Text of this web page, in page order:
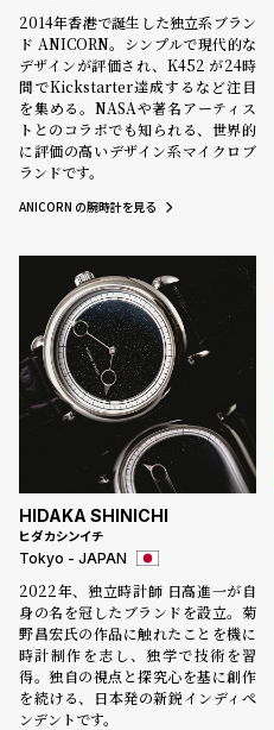
2014年香港で誕生した独立系ブラン
ド ANICORN。シンプルで現代的な
デザインが評価され、K452 が24時
間でKickstarter達成するなど注目
を集める。NASAや著名アーティス
トとのコラボでも知られる、世界的
に評価の高いデザイン系マイクロブ
ランドです。
ANICORN の腕時計を見る
HIDAKA SHINICHI
ヒダカシンイチ
Tokyo - JAPAN
2022年、独立時計師 日高進一が自
身の名を冠したブランドを設立。菊
野昌宏氏の作品に触れたことを機に
時計制作を志し、独学で技術を習
得。独自の視点と探究心を基に創作
を続ける、日本発の新鋭インディペ
ンデントです。